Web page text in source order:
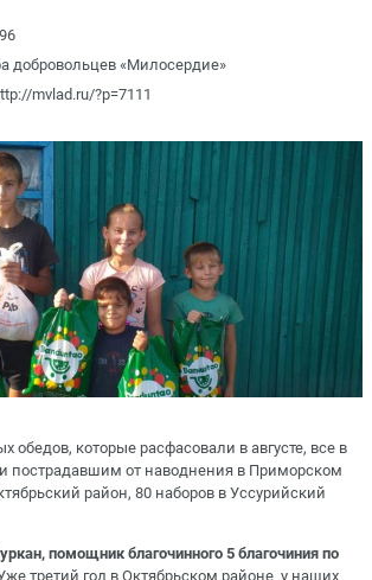
добровольцев «Милосердие»
mvlad.ru/?p=7111
обедов, которые расфасовали в августе, все в
пострадавшим от наводнения в Приморском
район, 80 наборов в Уссурийский
помощник благочинного 5 благочиния по
третий год в Октябрьском районе у наших